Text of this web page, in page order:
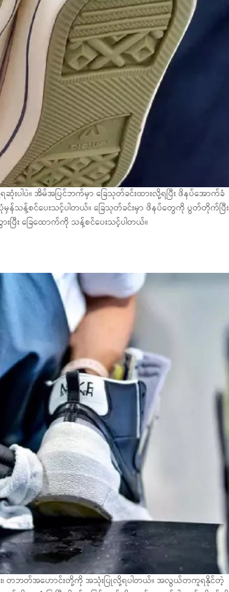
။ အိမ်အပြင်ဘက်မှာ ခြေသုတ်ခင်းထားလို့ရပြီး ဖိနပ်အောက်ခံ
န်သန့်စင်ပေးသင့်ပါတယ်။ ခြေသုတ်ခင်းမှာ ဖိနပ်တွေကို ပွတ်တိုက်ပြီး
းပြီး ခြေထောက်ကို သန့်စင်ပေးသင့်ပါတယ်။
တဘတ်အဟောင်းတို့ကို အသုံးပြုလို့ရပါတယ်။ အလွယ်တကူရနိုင်တဲ့